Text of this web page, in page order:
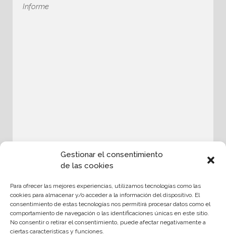
Gestionar el consentimiento
de las cookies
Para ofrecer las mejores experiencias, utilizamos tecnologías como las
cookies para almacenar y/o acceder a la información del dispositivo. El
consentimiento de estas tecnologías nos permitirá procesar datos como el
comportamiento de navegación o las identificaciones únicas en este sitio.
No consentir o retirar el consentimiento, puede afectar negativamente a
ciertas características y funciones.
Informe
Turismo de sol y playa en la